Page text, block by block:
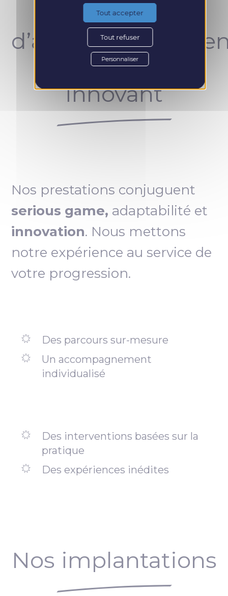
Un concept
unique et
innovant
Nos prestations conjuguent
serious game, adaptabilité et
innovation. Nous mettons
notre expérience au service de
votre progression.
Des parcours sur-mesure
Un accompagnement
individualisé
Des interventions basées sur la
pratique
Des expériences inédites
Nos implantations
Tout accepter
Tout refuser
Personnaliser